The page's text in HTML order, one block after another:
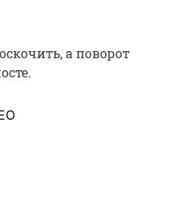
а поворот